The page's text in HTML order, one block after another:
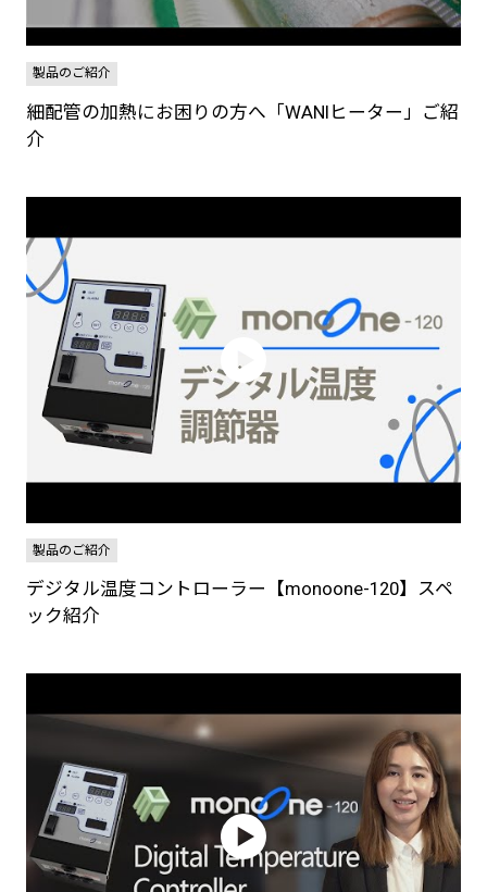
製品のご紹介
細配管の加熱にお困りの方へ「WANIヒーター」ご紹
介
製品のご紹介
デジタル温度コントローラー【monoone-120】スペ
ック紹介